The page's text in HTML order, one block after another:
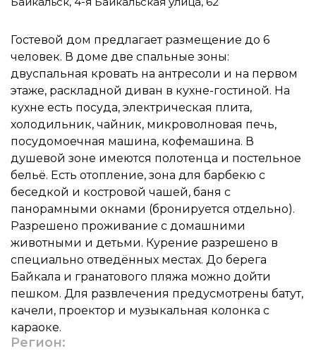
Гостевой дом предлагает размещение до 6
человек. В доме две спальные зоны:
двуспальная кровать на антресоли и на первом
этаже, раскладной диван в кухне-гостиной. На
кухне есть посуда, электрическая плита,
холодильник, чайник, микроволновая печь,
посудомоечная машина, кофемашина. В
душевой зоне имеются полотенца и постельное
бельё. Есть отопление, зона для барбекю с
беседкой и костровой чашей, баня с
панорамными окнами (бронируется отдельно).
Разрешено проживание с домашними
животными и детьми. Курение разрешено в
специально отведённых местах. До берега
Байкала и гранатового пляжа можно дойти
пешком. Для развлечения предусмотрены батут,
качели, проектор и музыкальная колонка с
караоке.
Регион: